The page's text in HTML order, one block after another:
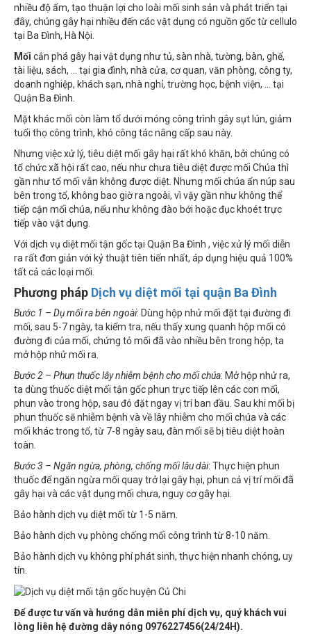
nhiều độ ẩm, tạo thuận lợi cho loài mối sinh sản và phát triển tại
đây, chúng gây hại nhiều đến các vật dụng có nguồn gốc từ cellulo
tại Ba Đình, Hà Nội.
Mối cắn phá gây hại vật dụng như tủ, sàn nhà, tường, bàn, ghế,
tài liệu, sách, … tại gia đình, nhà cửa, cơ quan, văn phòng, công ty,
doanh nghiệp, khách sạn, nhà nghỉ, trường học, bệnh viện, … tại
Quận Ba Đình.
Mặt khác mối còn làm tổ dưới móng công trình gây sụt lún, giảm
tuổi thọ công trình, khó công tác nâng cấp sau này.
Nhưng việc xử lý, tiêu diệt mối gây hại rất khó khăn, bởi chúng có
tổ chức xã hội rất cao, nếu như chưa tiêu diệt được mối Chúa thì
gần như tổ mối vẫn không được diệt. Nhưng mối chúa ẩn núp sau
bên trong tổ, không bao giờ ra ngoài, vì vậy gần như không thể
tiếp cận mối chúa, nếu như không đào bới hoặc đục khoét trực
tiếp vào vật dụng.
Với dịch vụ diệt mối tận gốc tại Quận Ba Đình , việc xử lý mối diễn
ra rất đơn giản với kỷ thuật tiên tiến nhất, áp dụng hiệu quả 100%
tất cả các loại mối.
Phương pháp Dịch vụ diệt mối tại quận Ba Đình
Bước 1 – Dụ mối ra bên ngoài: Dùng hộp nhử mối đặt tại đường đi
mối, sau 5-7 ngày, ta kiểm tra, nếu thấy xung quanh hộp mối có
đường đi của mối, chứng tỏ mối đã vào nhiều bên trong hộp, ta
mở hộp nhử mối ra.
Bước 2 – Phun thuốc lây nhiễm bệnh cho mối chúa: Mở hộp nhử ra,
ta dùng thuốc diệt mối tận gốc phun trực tiếp lên các con mối,
phun vào trong hộp, sau đó đặt ngay vị trí ban đầu. Sau khi mối bị
phun thuốc sẽ nhiễm bệnh và về lây nhiễm cho mối chúa và các
mối khác trong tổ, từ 7-8 ngày sau, đàn mối sẽ bị tiêu diệt hoàn
toàn.
Bước 3 – Ngăn ngừa, phòng, chống mối lâu dài: Thực hiện phun
thuốc để ngăn ngừa mối quay trở lại gây hại, phun cả vị trí mối đã
gây hại và các vật dụng mối chưa, nguy cơ gây hại.
Bảo hành dịch vụ diệt mối từ 1-5 năm.
Bảo hành dịch vụ phòng chống mối công trình từ 8-10 năm.
Bảo hành dịch vụ không phí phát sinh, thực hiện nhanh chóng, uy
tín.
Để được tư vấn và hướng dẫn miễn phí dịch vụ, quý khách vui
lòng liên hệ đường dây nóng 0976227456(24/24H).